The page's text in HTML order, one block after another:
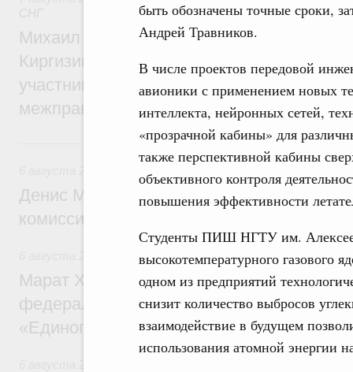
быть обозначены точные сроки,
Андрей Травников.
В числе проектов передовой
авионики с применением новых
интеллекта, нейронных сетей,
«прозрачной кабины» для
также перспективной кабины
объективного контроля
повышения эффективности
Студенты ПИШ НГТУ им.
высокотемпературного газового
одном из предприятий
снизит количество выбросов
взаимодействие в будущем
использования атомной энергии
СНГ
Михаил Мишустин принял участие во
Киргизии Садыра Жапарова с главами
участников заседания Евразийского
межправительственного совета
6 августа, четверг
Денис Мантуров провёл заседание
комиссии по промышленности
Регулирование в сфере строительства
Марат Хуснуллин: Более 130
федерального значения построено под
«Единого заказчика»